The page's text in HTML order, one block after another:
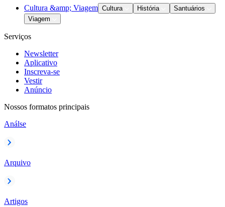
Cultura &amp; Viagem Cultura História
Santuários
Viagem
Serviços
Newsletter
Aplicativo
Inscreva-se
Vestir
Anúncio
Nossos formatos principais
Análse
Arquivo
Artigos